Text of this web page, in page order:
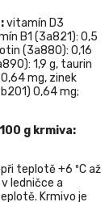
vitamín D3
В1 (3а821): 0,5
(3а880): 0,16
1,9 g, taurin
mg, zinek
0,64 mg;
100 g krmiva:
při teplotě +6 ºС až
ledničce a
Krmivo je